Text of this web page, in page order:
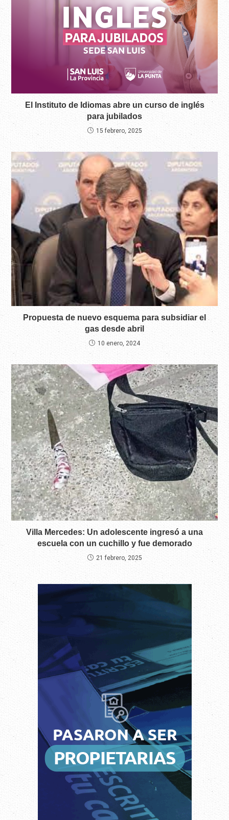
El Instituto de Idiomas abre un curso de inglés
para jubilados
15 febrero, 2025
Propuesta de nuevo esquema para subsidiar el
gas desde abril
10 enero, 2024
Villa Mercedes: Un adolescente ingresó a una
escuela con un cuchillo y fue demorado
21 febrero, 2025